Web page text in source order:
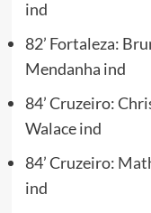
ind
82’ Fortaleza:
Mendanha ind
84’ Cruzeiro:
Walace ind
84’ Cruzeiro:
ind